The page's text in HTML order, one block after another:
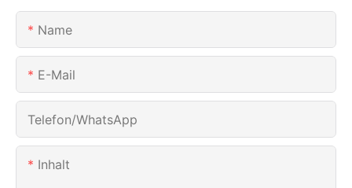
Name
E-Mail
Telefon/WhatsApp
Inhalt